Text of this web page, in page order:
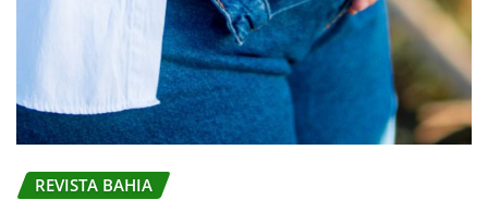
REVISTA BAHIA